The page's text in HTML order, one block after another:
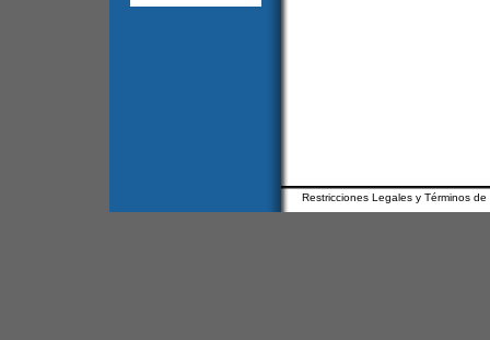
Restricciones Legales y Términos de